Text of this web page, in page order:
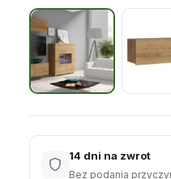
14 dni na zwrot
Bez podania